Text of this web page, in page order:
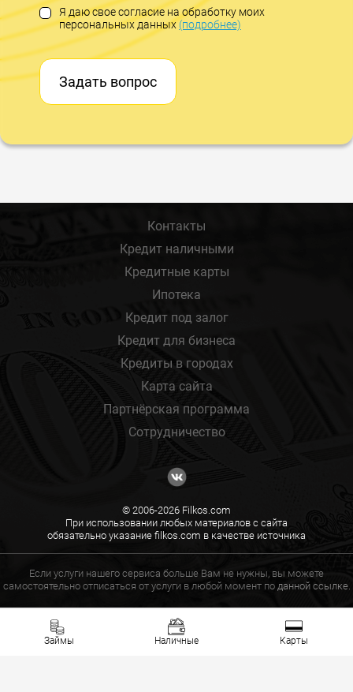
Я даю свое согласие на обработку моих
персональных данных(подробнее)
Задать вопрос
Займы Наличные Карты
Контакты
Кредит наличными
Кредитные карты
Ипотека
Кредит под залог
Кредит для бизнеса
Кредиты в городах
Карта сайта
Партнёрская программа
Сотрудничество
© 2006-2026 Filkos.com
При использовании любых материалов с сайта
обязательно указание filkos.com в качестве источника
Если услуги нашего сервиса больше Вам не нужны, вы можете
самостоятельно отписаться от услуги в любой момент по данной ссылке.